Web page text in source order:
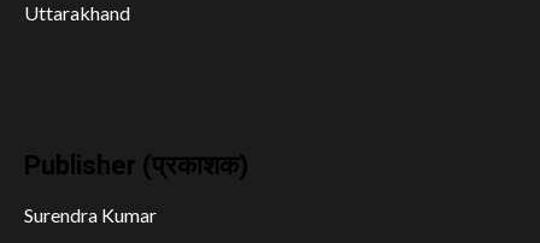
Uttarakhand
Publisher (प्रकाशक)
Surendra Kumar